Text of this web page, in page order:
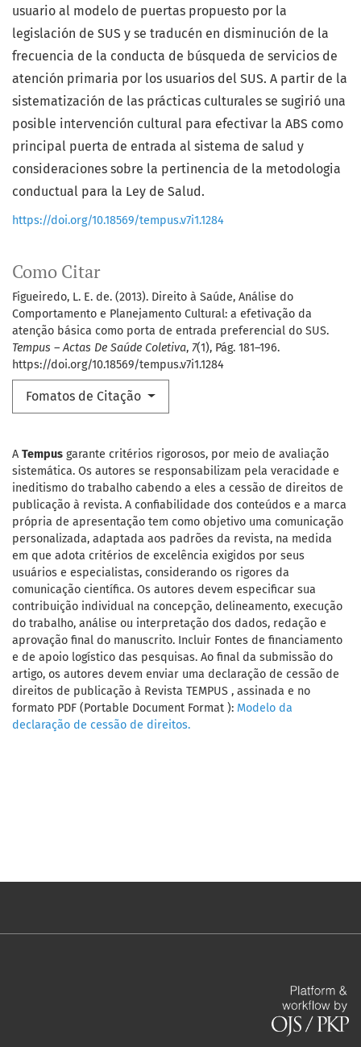
Como Citar
Figueiredo, L. E. de. (2013). Direito à Saúde, Análise do
Comportamento e Planejamento Cultural: a efetivação da
atenção básica como porta de entrada preferencial do SUS.
Tempus – Actas De Saúde Coletiva, 7(1), Pág. 181–196.
https://doi.org/10.18569/tempus.v7i1.1284
Fomatos de Citação
usuario al modelo de puertas propuesto por la
legislación de SUS y se traducén en disminución de la
frecuencia de la conducta de búsqueda de servicios de
atención primaria por los usuarios del SUS. A partir de la
sistematización de las prácticas culturales se sugirió una
posible intervención cultural para efectivar la ABS como
principal puerta de entrada al sistema de salud y
consideraciones sobre la pertinencia de la metodologia
conductual para la Ley de Salud.
https://doi.org/10.18569/tempus.v7i1.1284
A Tempus garante critérios rigorosos, por meio de avaliação
sistemática. Os autores se responsabilizam pela veracidade e
ineditismo do trabalho cabendo a eles a cessão de direitos de
publicação à revista. A confiabilidade dos conteúdos e a marca
própria de apresentação tem como objetivo uma comunicação
personalizada, adaptada aos padrões da revista, na medida
em que adota critérios de excelência exigidos por seus
usuários e especialistas, considerando os rigores da
comunicação científica. Os autores devem especificar sua
contribuição individual na concepção, delineamento, execução
do trabalho, análise ou interpretação dos dados, redação e
aprovação final do manuscrito. Incluir Fontes de financiamento
e de apoio logístico das pesquisas. Ao final da submissão do
artigo, os autores devem enviar uma declaração de cessão de
direitos de publicação à Revista TEMPUS , assinada e no
formato PDF (Portable Document Format ): Modelo da
declaração de cessão de direitos.